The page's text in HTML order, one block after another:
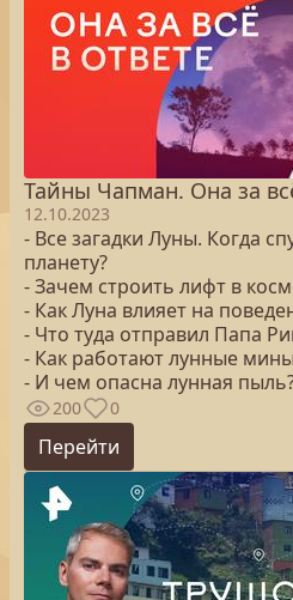
Тайны Чапман. Она за
12.10.2023
- Все загадки Луны. Когда
планету?
- Зачем строить лифт в
- Как Луна влияет на
- Что туда отправил Папа
- Как работают лунные
- И чем опасна лунная
200 0
Перейти